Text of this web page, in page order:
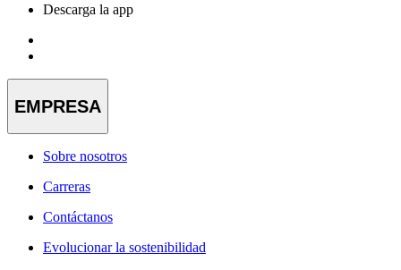
Descarga la app
EMPRESA
Sobre nosotros
Carreras
Contáctanos
Evolucionar la sostenibilidad